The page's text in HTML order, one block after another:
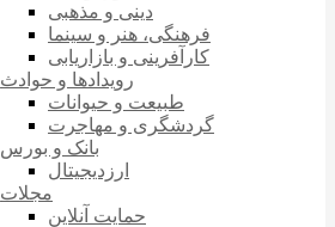
دینی و مذهبی
فرهنگی، هنر و سینما
کارآفرینی و بازاریابی
رویدادها و حوادث
طبیعت و حیوانات
گردشگری و مهاجرت
بانک و بورس
ارزدیجیتال
مجلات
حمایت آنلاین